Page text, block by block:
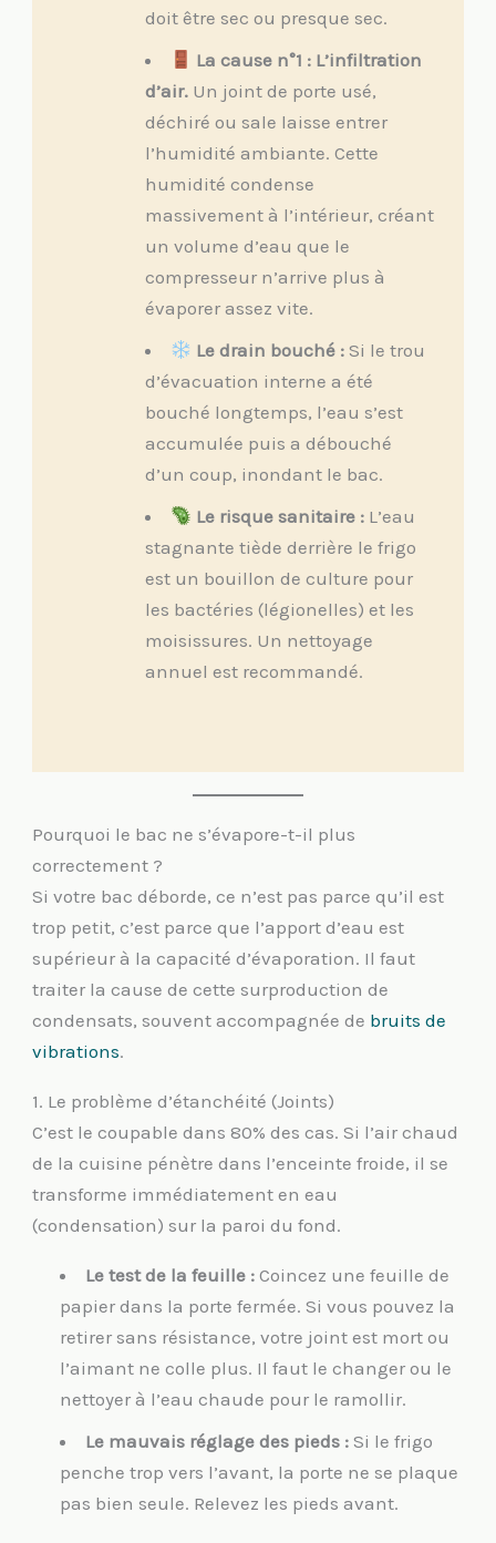
doit être sec ou presque sec.
La cause n°1 : L’infiltration
d’air.Un joint de porte usé,
déchiré ou sale laisse entrer
l’humidité ambiante. Cette
humidité condense
massivement à l’intérieur, créant
un volume d’eau que le
compresseur n’arrive plus à
évaporer assez vite.
Le drain bouché : Si le trou
d’évacuation interne a été
bouché longtemps, l’eau s’est
accumulée puis a débouché
d’un coup, inondant le bac.
Le risque sanitaire : L’eau
stagnante tiède derrière le frigo
est un bouillon de culture pour
les bactéries (légionelles) et les
moisissures. Un nettoyage
annuel est recommandé.
Pourquoi le bac ne s’évapore-t-il plus
correctement ?
Si votre bac déborde, ce n’est pas parce qu’il est
trop petit, c’est parce que l’apport d’eau est
supérieur à la capacité d’évaporation. Il faut
traiter la cause de cette surproduction de
condensats, souvent accompagnée de bruits de
vibrations.
1. Le problème d’étanchéité (Joints)
C’est le coupable dans 80% des cas. Si l’air chaud
de la cuisine pénètre dans l’enceinte froide, il se
transforme immédiatement en eau
(condensation) sur la paroi du fond.
Le test de la feuille : Coincez une feuille de
papier dans la porte fermée. Si vous pouvez la
retirer sans résistance, votre joint est mort ou
l’aimant ne colle plus. Il faut le changer ou le
nettoyer à l’eau chaude pour le ramollir.
Le mauvais réglage des pieds : Si le frigo
penche trop vers l’avant, la porte ne se plaque
pas bien seule. Relevez les pieds avant.